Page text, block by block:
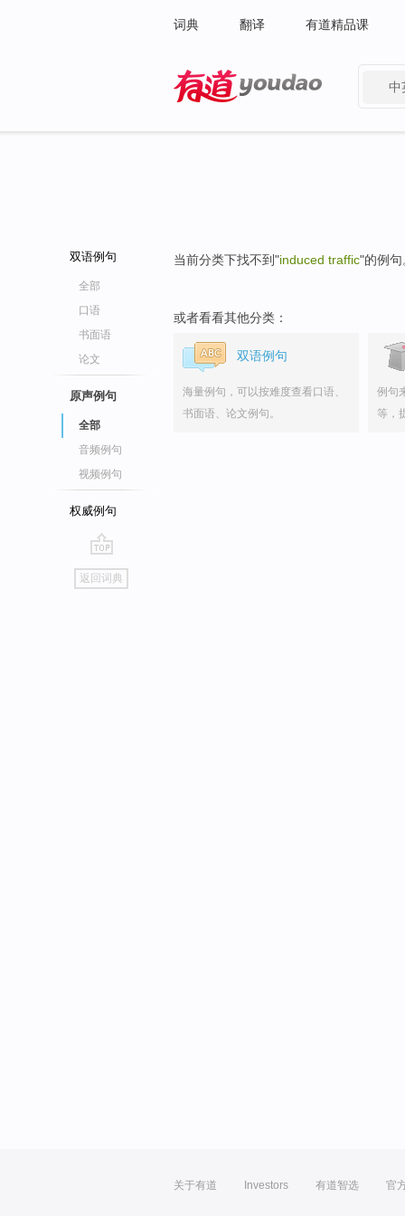
词典 翻译 有道精品课
中
双语例句
全部
口语
书面语
论文
原声例句
全部
音频例句
视频例句
权威例句
go
top
返回词典
当前分类下找不到"induced traffic"的例句
或者看看其他分类：
双语例句
海量例句，可以按难度查看口语、
书面语、论文例句。
例句
等，
关于有道 Investors 有道智选 官